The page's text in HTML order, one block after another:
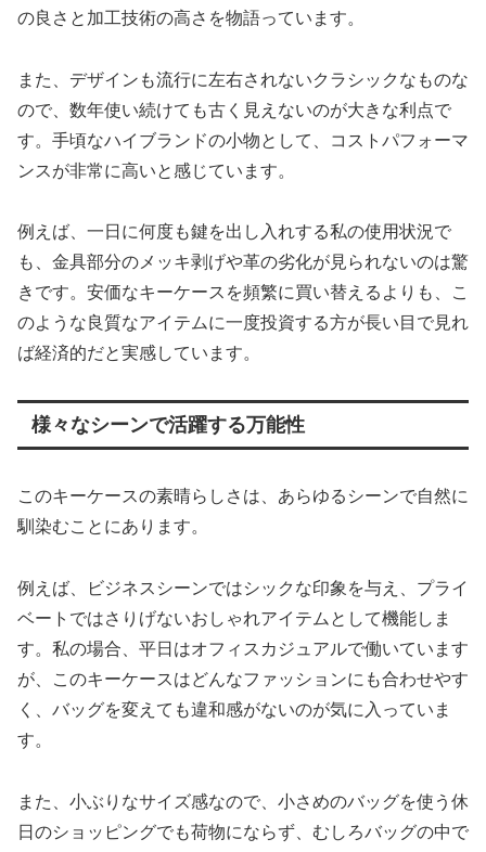
の良さと加工技術の高さを物語っています。
また、デザインも流行に左右されないクラシックなものな
ので、数年使い続けても古く見えないのが大きな利点で
す。手頃なハイブランドの小物として、コストパフォーマ
ンスが非常に高いと感じています。
例えば、一日に何度も鍵を出し入れする私の使用状況で
も、金具部分のメッキ剥げや革の劣化が見られないのは驚
きです。安価なキーケースを頻繁に買い替えるよりも、こ
のような良質なアイテムに一度投資する方が長い目で見れ
ば経済的だと実感しています。
様々なシーンで活躍する万能性
このキーケースの素晴らしさは、あらゆるシーンで自然に
馴染むことにあります。
例えば、ビジネスシーンではシックな印象を与え、プライ
ベートではさりげないおしゃれアイテムとして機能しま
す。私の場合、平日はオフィスカジュアルで働いています
が、このキーケースはどんなファッションにも合わせやす
く、バッグを変えても違和感がないのが気に入っていま
す。
また、小ぶりなサイズ感なので、小さめのバッグを使う休
日のショッピングでも荷物にならず、むしろバッグの中で